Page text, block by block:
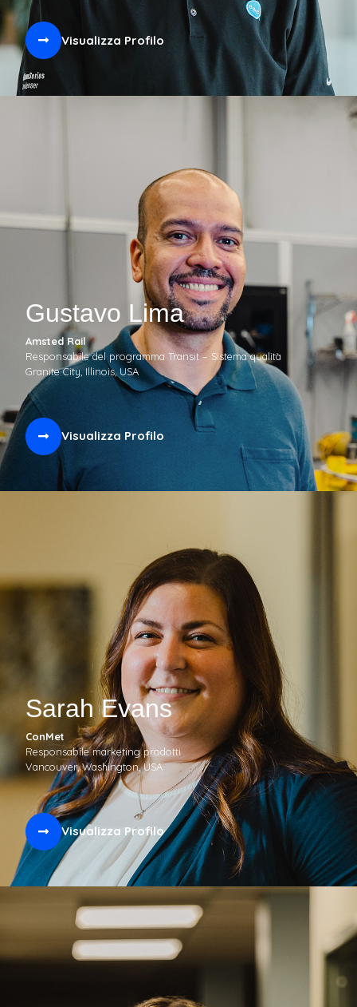
Visualizza Profilo
Gustavo Lima
Amsted Rail
Responsabile del programma Transit – Sistema qualità
Granite City, Illinois, USA
Visualizza Profilo
Sarah Evans
ConMet
Responsabile marketing prodotti
Vancouver, Washington, USA
Visualizza Profilo